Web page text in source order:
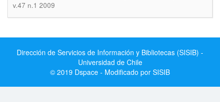
v.47 n.1 2009
Dirección de Servicios de Información y Bibliotecas (SISIB) -
Universidad de Chile
© 2019 Dspace - Modificado por SISIB